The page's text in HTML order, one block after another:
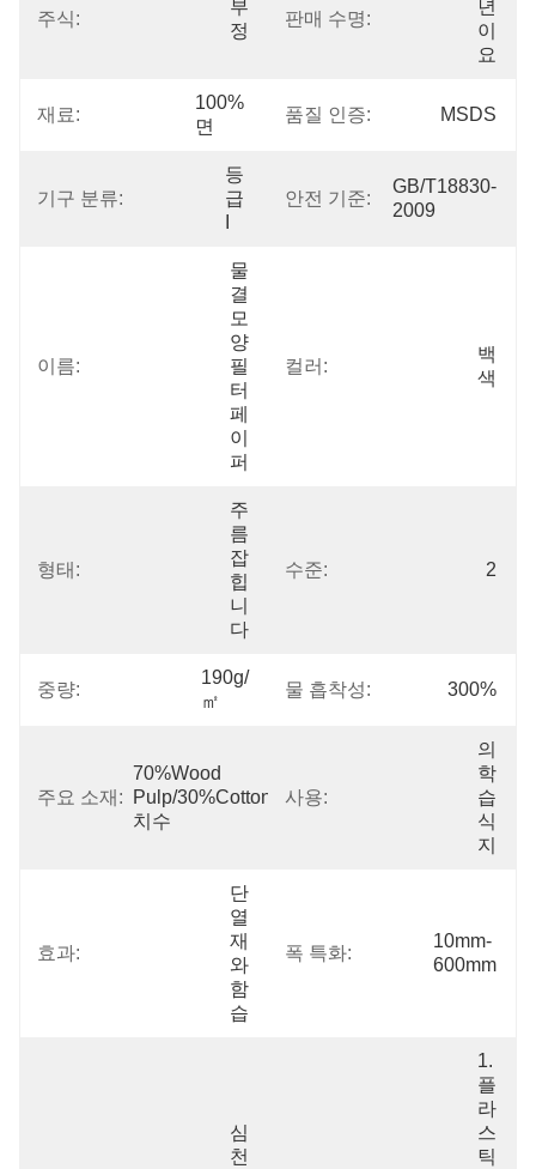
주식:
부
정
판매 수명:
년
이
요
재료:
100%
면
품질 인증: MSDS
기구 분류:
등
급
안전 기준:
GB/T18830-
2009
이름:
물
결
모
양
필
터
페
이
퍼
컬러:
백
색
형태:
주
름
잡
힙
니
다
수준: 2
중량:
190g/
㎡
물 흡착성: 300%
주요 소재:
70%Wood
Pulp/30%Cotton
치수
사용:
의
학
습
식
지
효과:
단
열
재
와
함
습
폭 특화:
10mm-
600mm
심
천
1.
플
라
스
틱